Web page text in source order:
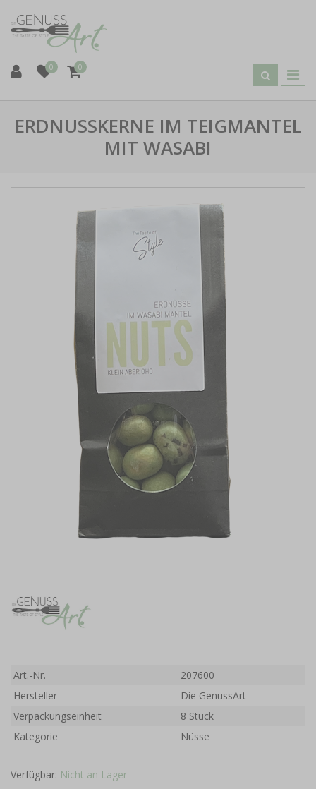
0 0
ERDNUSSKERNE IM TEIGMANTEL
MIT WASABI
Art.-Nr.
207600
Hersteller
Die GenussArt
Verpackungseinheit
8 Stück
Kategorie
Nüsse
Verfügbar: Nicht an Lager